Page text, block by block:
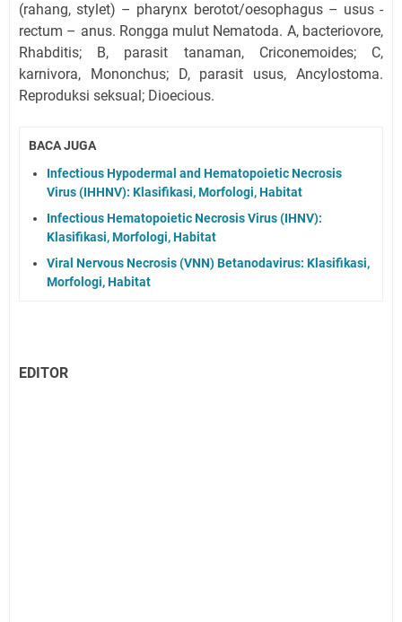
(rahang, stylet) – pharynx berotot/oesophagus – usus -
rectum – anus. Rongga mulut Nematoda. A, bacteriovore,
Rhabditis; B, parasit tanaman, Criconemoides; C,
karnivora, Mononchus; D, parasit usus, Ancylostoma.
Reproduksi seksual; Dioecious.
BACA JUGA
Infectious Hypodermal and Hematopoietic Necrosis
Virus (IHHNV): Klasifikasi, Morfologi, Habitat
Infectious Hematopoietic Necrosis Virus (IHNV):
Klasifikasi, Morfologi, Habitat
Viral Nervous Necrosis (VNN) Betanodavirus: Klasifikasi,
Morfologi, Habitat
EDITOR